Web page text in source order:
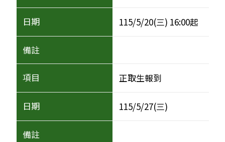
115/5/20(三) 16:00起
正取生報到
115/5/27(三)